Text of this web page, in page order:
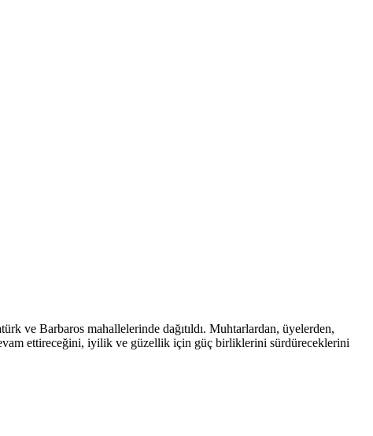
ve Barbaros mahallelerinde dağıtıldı. Muhtarlardan, üyelerden,
ettireceğini, iyilik ve güzellik için güç birliklerini sürdüreceklerini